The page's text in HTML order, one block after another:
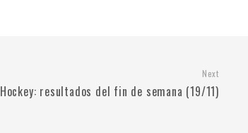
Next
Hockey: resultados del fin de semana (19/11)